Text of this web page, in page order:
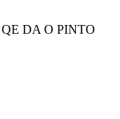
DA O PINTO